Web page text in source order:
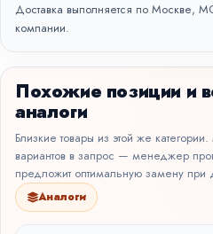
Доставка выполняется по Москве,
компании.
Похожие позиции и
аналоги
Близкие товары из этой же
вариантов в запрос — менеджер
предложит оптимальную замену при
Аналоги